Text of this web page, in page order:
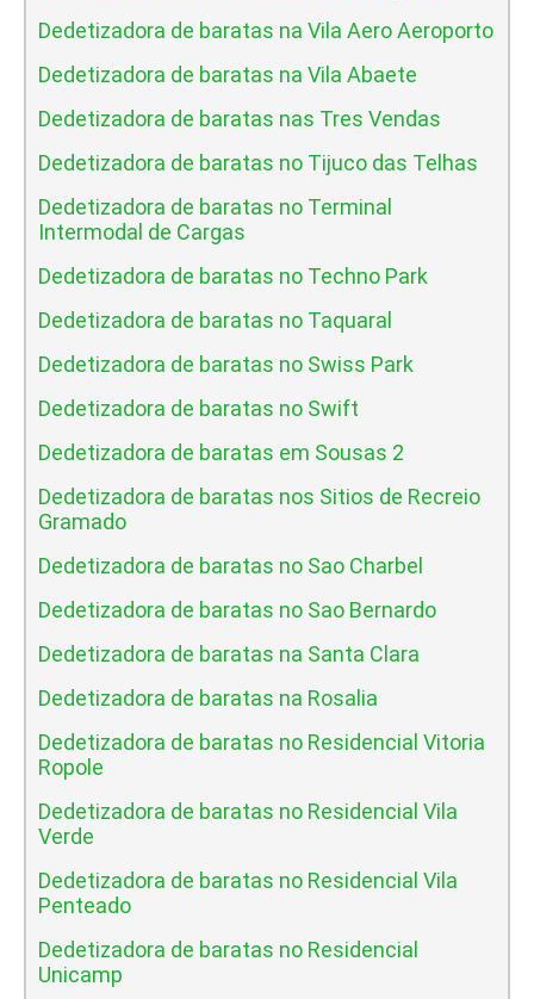
Dedetizadora de baratas na Vila Aero Aeroporto
Dedetizadora de baratas na Vila Abaete
Dedetizadora de baratas nas Tres Vendas
Dedetizadora de baratas no Tijuco das Telhas
Dedetizadora de baratas no Terminal
Intermodal de Cargas
Dedetizadora de baratas no Techno Park
Dedetizadora de baratas no Taquaral
Dedetizadora de baratas no Swiss Park
Dedetizadora de baratas no Swift
Dedetizadora de baratas em Sousas 2
Dedetizadora de baratas nos Sitios de Recreio
Gramado
Dedetizadora de baratas no Sao Charbel
Dedetizadora de baratas no Sao Bernardo
Dedetizadora de baratas na Santa Clara
Dedetizadora de baratas na Rosalia
Dedetizadora de baratas no Residencial Vitoria
Ropole
Dedetizadora de baratas no Residencial Vila
Verde
Dedetizadora de baratas no Residencial Vila
Penteado
Dedetizadora de baratas no Residencial
Unicamp